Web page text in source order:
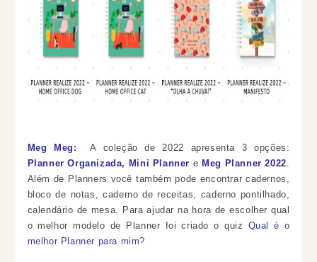
Meg Meg:
A coleção de 2022 apresenta 3 opções:
Planner Organizada, Mini Planner e Meg Planner 2022
Além de Planners você também pode encontrar cadernos,
bloco de notas, caderno de receitas, caderno pontilhado,
calendário de mesa. Para ajudar na hora de escolher qual
o melhor modelo de Planner foi criado o quiz Qual é o
melhor Planner para mim?